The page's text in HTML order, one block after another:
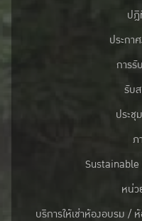
ป
ประกา
การ
รับ
ประ
ภ
หน่
บริการให้เช่าห้องอบรม